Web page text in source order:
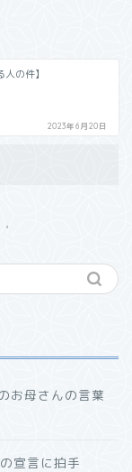
の件】
2023年6月20日
お母さんの言葉
宣言に拍手